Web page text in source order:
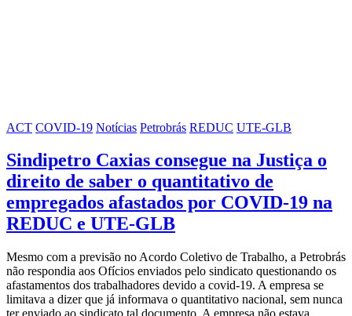
ACT COVID-19 Notícias Petrobrás REDUC UTE-GLB
Sindipetro Caxias consegue na Justiça o
direito de saber o quantitativo de
empregados afastados por COVID-19 na
REDUC e UTE-GLB
Mesmo com a previsão no Acordo Coletivo de Trabalho, a Petrobrás
não respondia aos Ofícios enviados pelo sindicato questionando os
afastamentos dos trabalhadores devido a covid-19. A empresa se
limitava a dizer que já informava o quantitativo nacional, sem nunca